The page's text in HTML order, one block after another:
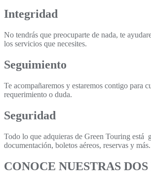
Integridad
No tendrás que preocuparte de nada, te
los servicios que necesites.
Seguimiento
Te acompañaremos y estaremos contigo para
requerimiento o duda.
Seguridad
Todo lo que adquieras de Green Touring está
documentación, boletos aéreos, reservas y más.
CONOCE NUESTRAS